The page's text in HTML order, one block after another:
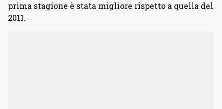
prima stagione è stata migliore rispetto a quella del
2011.